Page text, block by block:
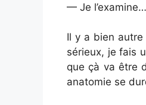
— Je
Il y a bien
sérieux, je fais
que çà va être
anatomie se